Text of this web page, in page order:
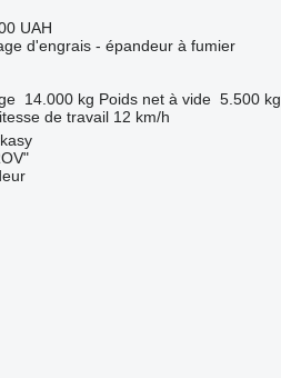
UAH
d'engrais - épandeur à fumier
14.000 kg Poids net à vide 5.500 kg
de travail 12 km/h